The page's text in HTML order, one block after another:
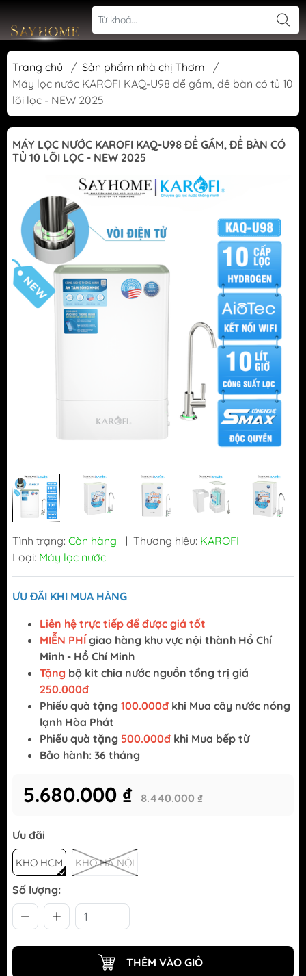
Trang chủ / Sản phẩm nhà chị Thơm
/
Máy lọc nước KAROFI KAQ-U98 để gầm, để bàn có tủ 10
lõi lọc - NEW 2025
MÁY LỌC NƯỚC KAROFI KAQ-U98 ĐỂ GẦM, ĐỂ BÀN CÓ
TỦ 10 LÕI LỌC - NEW 2025
Tình trạng: Còn hàng | Thương hiệu: KAROFI
Loại: Máy lọc nước
ƯU ĐÃI KHI MUA HÀNG
Liên hệ trực tiếp để được giá tốt
MIỄN PHÍ giao hàng khu vực nội thành Hồ Chí
Minh - Hồ Chí Minh
Tặng bộ kit chia nước nguồn tổng trị giá
250.000đ
Phiếu quà tặng 100.000đ khi Mua cây nước nóng
lạnh Hòa Phát
Phiếu quà tặng 500.000đ khi Mua bếp từ
Bảo hành: 36 tháng
5.680.000 ₫ 8.440.000 ₫
Ưu đãi
KHO HCM KHO HÀ NỘI
Số lượng:
THÊM VÀO GIỎ